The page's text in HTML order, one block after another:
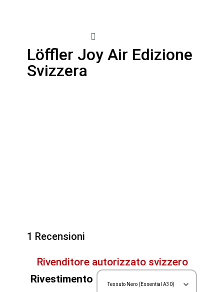
Löffler Joy Air Edizione
Svizzera
1 Recensioni
Rivenditore autorizzato svizzero
Rivestimento